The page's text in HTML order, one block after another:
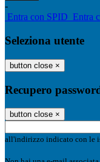
-
Entra con SPID Entra
Seleziona utente
button close ×
Recupero
button close ×
all'indirizzo indicato con le